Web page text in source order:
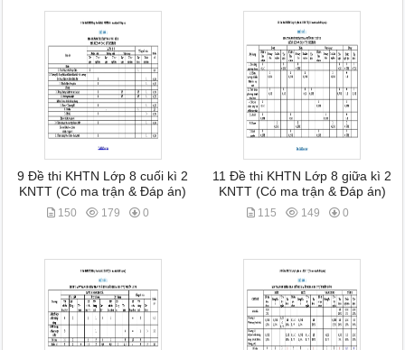
9 Đề thi KHTN Lớp 8 cuối kì 2
KNTT (Có ma trận & Đáp án)
150 179 0
11 Đề thi KHTN Lớp 8 giữa kì 2
KNTT (Có ma trận & Đáp án)
115 149 0